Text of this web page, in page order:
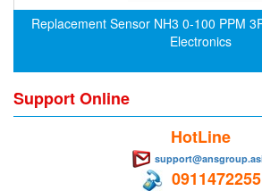
cs-instruments
Cygnus
Cypet Vietnam
Replacement Sensor NH3 0-100 PPM
Electronics
Support Online
HotLine
0911472255